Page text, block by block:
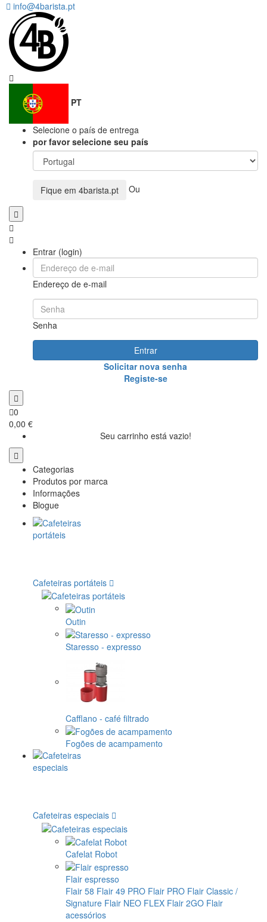
info@4barista.pt
PT
Selecione o país de entrega
por favor selecione seu país
Fique em 4barista.pt Ou
Entrar (login)
Endereço de e-mail
Senha
Entrar
Solicitar nova senha
Registe-se
0
0,00 €
Seu carrinho está vazio!
Categorias
Produtos por marca
Informações
Blogue
Cafeteiras portáteis
Outin
Staresso - expresso
Cafflano - café filtrado
Fogões de acampamento
Cafeteiras especiais
Cafelat Robot
Flair espresso
Flair 58 Flair 49 PRO Flair PRO Flair Classic /
Signature Flair NEO FLEX Flair 2GO Flair
acessórios